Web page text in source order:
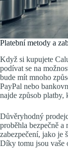
Platební metody a
Když si kupujete
podívat se na
bude mít mnoho
PayPal nebo
najde způsob platby,
Důvěryhodný
proběhla bezpečně
zabezpečení, jako je
Díky tomu jsou vaše